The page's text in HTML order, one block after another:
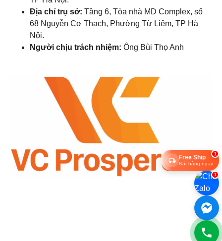
Địa chỉ trụ sở: Tầng 6, Tòa nhà MD Complex, số
68 Nguyễn Cơ Thạch, Phường Từ Liêm, TP Hà
Nội.
Người chịu trách nhiệm: Ông Bùi Thọ Anh
1
Free Ship
Đặt hàng ngay
1